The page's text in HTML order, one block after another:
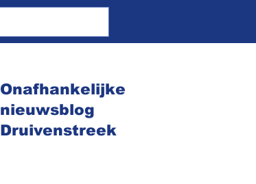
Onafhankelijke
nieuwsblog
Druivenstreek